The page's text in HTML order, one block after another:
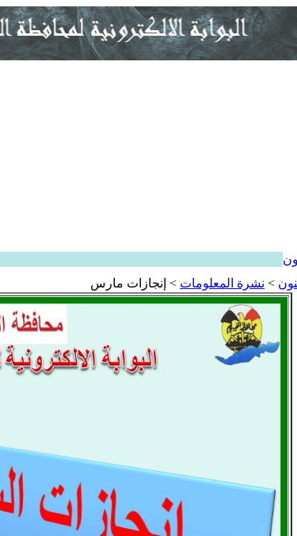
> نشرة المعلومات > إنجازات مارس